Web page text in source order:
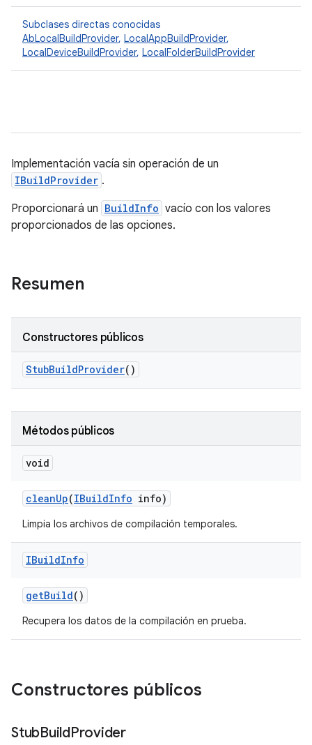
Subclases directas conocidas
AbLocalBuildProvider, LocalAppBuildProvider,
LocalDeviceBuildProvider, LocalFolderBuildProvider
Implementación vacía sin operación de un
IBuildProvider .
Proporcionará un BuildInfo vacío con los valores
proporcionados de las opciones.
Resumen
Constructores públicos
StubBuildProvider()
Métodos públicos
void
cleanUp(IBuildInfo info)
Limpia los archivos de compilación temporales.
IBuildInfo
getBuild()
Recupera los datos de la compilación en prueba.
Constructores públicos
StubBuildProvider